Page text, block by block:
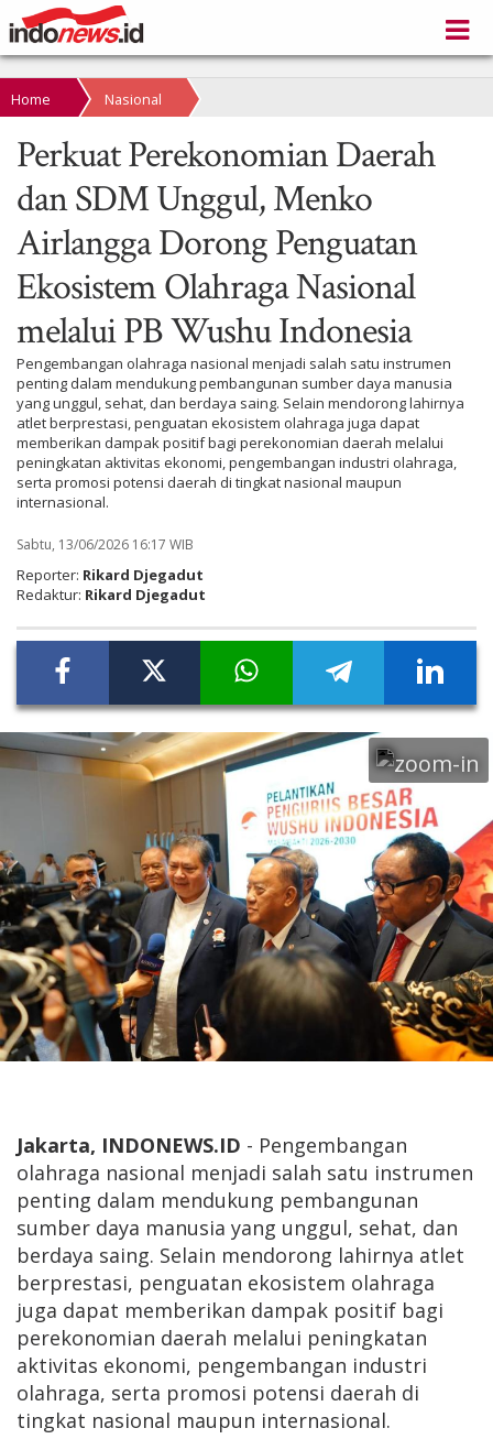
Home Nasional
Perkuat Perekonomian Daerah
dan SDM Unggul, Menko
Airlangga Dorong Penguatan
Ekosistem Olahraga Nasional
melalui PB Wushu Indonesia
Pengembangan olahraga nasional menjadi salah satu instrumen
penting dalam mendukung pembangunan sumber daya manusia
yang unggul, sehat, dan berdaya saing. Selain mendorong lahirnya
atlet berprestasi, penguatan ekosistem olahraga juga dapat
memberikan dampak positif bagi perekonomian daerah melalui
peningkatan aktivitas ekonomi, pengembangan industri olahraga,
serta promosi potensi daerah di tingkat nasional maupun
internasional.
Sabtu, 13/06/2026 16:17 WIB
Reporter: Rikard Djegadut
Redaktur: Rikard Djegadut
Jakarta, INDONEWS.ID - Pengembangan
olahraga nasional menjadi salah satu instrumen
penting dalam mendukung pembangunan
sumber daya manusia yang unggul, sehat, dan
berdaya saing. Selain mendorong lahirnya atlet
berprestasi, penguatan ekosistem olahraga
juga dapat memberikan dampak positif bagi
perekonomian daerah melalui peningkatan
aktivitas ekonomi, pengembangan industri
olahraga, serta promosi potensi daerah di
tingkat nasional maupun internasional.